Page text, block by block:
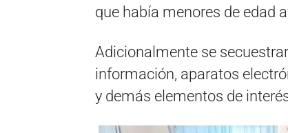
que había menores de edad
Adicionalmente se
información, aparatos
y demás elementos de